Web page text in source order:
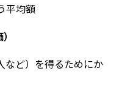
平均額
ど）を得るためにか